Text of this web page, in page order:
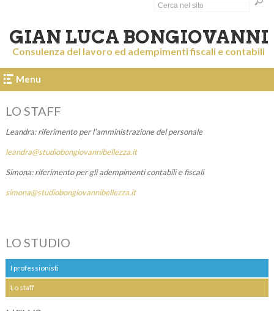
GIAN LUCA BONGIOVANNI
Consulenza del lavoro ed adempimenti fiscali e contabili
Menu
LO STAFF
Leandra: riferimento per l’amministrazione del personale
leandra@studiobongiovannibellezza.it
Simona: riferimento per gli adempimenti contabili e fiscali
simona@studiobongiovannibellezza.it
LO STUDIO
I professionisti
Lo staff